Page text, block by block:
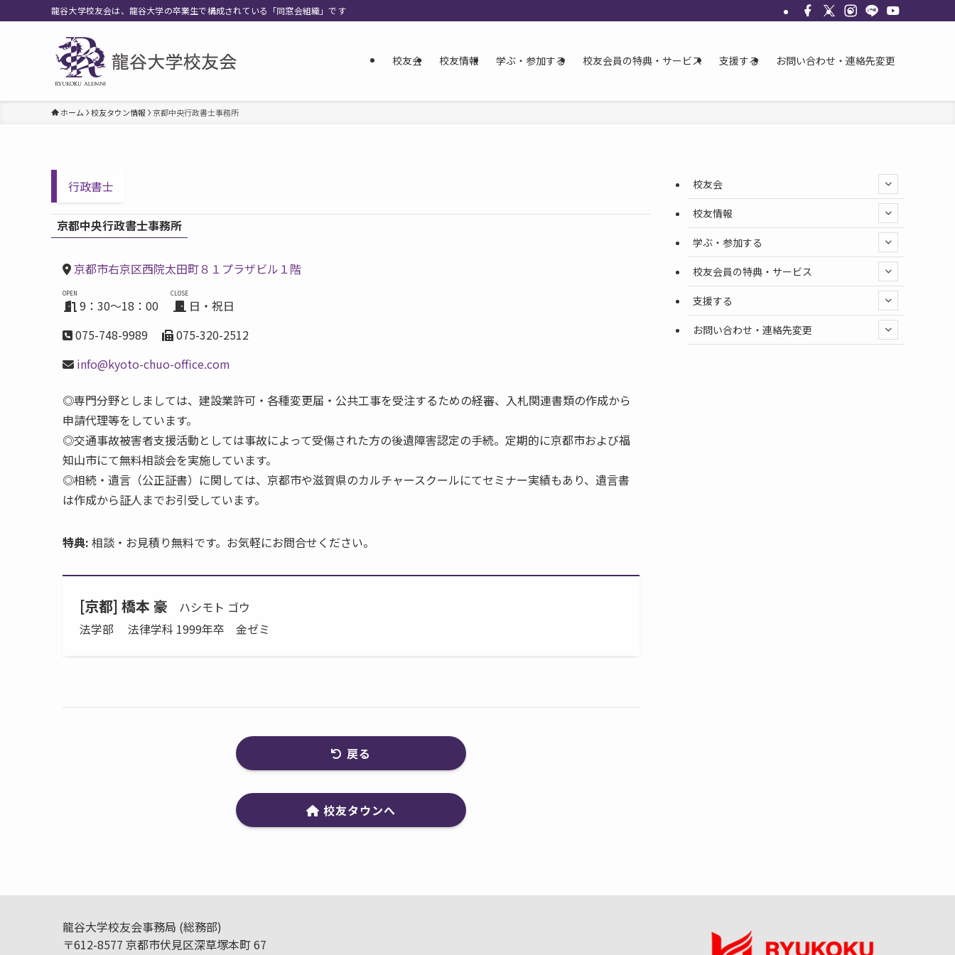
龍谷大学校友会は、龍谷大学の卒業生で構成されている「同窓会組織」です
校友会 校友情報 学ぶ・参加する 校友会員の特典・サービス 支援する お問い合わせ・連絡先変更
ホーム 校友タウン情報 京都中央行政書士事務所
行政書士
京都中央行政書士事務所
京都市右京区西院太田町８１プラザビル１階
OPEN
9：30～18：00
CLOSE
日・祝日
075-748-9989
075-320-2512
info@kyoto-chuo-office.com
◎専門分野としましては、建設業許可・各種変更届・公共工事を受注するための経審、入札関連書類の作成から
申請代理等をしています。
◎交通事故被害者支援活動としては事故によって受傷された方の後遺障害認定の手続。定期的に京都市および福
知山市にて無料相談会を実施しています。
◎相続・遺言（公正証書）に関しては、京都市や滋賀県のカルチャースクールにてセミナー実績もあり、遺言書
は作成から証人までお引受しています。
特典: 相談・お見積り無料です。お気軽にお問合せください。
[京都] 橋本 豪 ハシモト ゴウ
法学部 法律学科 1999年卒 金ゼミ
戻る
校友タウンへ
校友会
校友情報
学ぶ・参加する
校友会員の特典・サービス
支援する
お問い合わせ・連絡先変更
龍谷大学校友会事務局 (総務部)
〒612-8577 京都市伏見区深草塚本町 67